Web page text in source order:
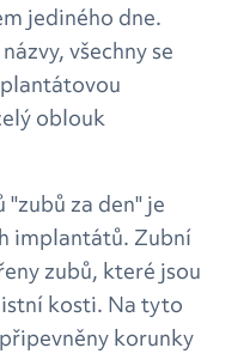
jediného dne.
všechny se
oblouk
za den" je
implantátů. Zubní
zubů, které jsou
kosti. Na tyto
korunky